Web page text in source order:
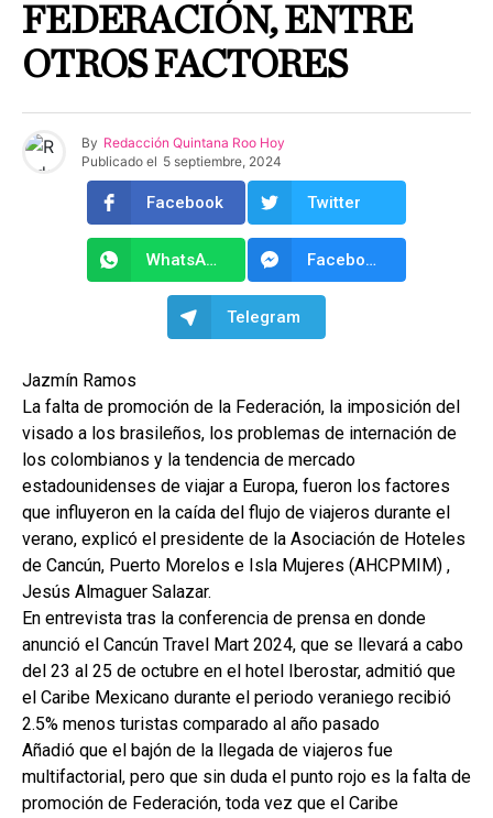
FEDERACIÓN, ENTRE
OTROS FACTORES
By Redacción Quintana Roo Hoy
Publicado el 5 septiembre, 2024
Facebook Twitter
WhatsApp Facebook Messenger
Telegram
Jazmín Ramos
La falta de promoción de la Federación, la imposición del
visado a los brasileños, los problemas de internación de
los colombianos y la tendencia de mercado
estadounidenses de viajar a Europa, fueron los factores
que influyeron en la caída del flujo de viajeros durante el
verano, explicó el presidente de la Asociación de Hoteles
de Cancún, Puerto Morelos e Isla Mujeres (AHCPMIM) ,
Jesús Almaguer Salazar.
En entrevista tras la conferencia de prensa en donde
anunció el Cancún Travel Mart 2024, que se llevará a cabo
del 23 al 25 de octubre en el hotel Iberostar, admitió que
el Caribe Mexicano durante el periodo veraniego recibió
2.5% menos turistas comparado al año pasado
Añadió que el bajón de la llegada de viajeros fue
multifactorial, pero que sin duda el punto rojo es la falta de
promoción de Federación, toda vez que el Caribe